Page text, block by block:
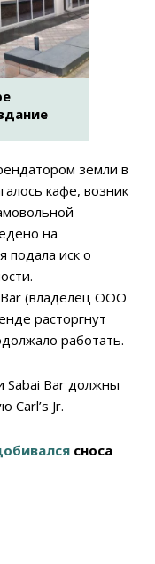
земли в
кафе, возник
на
подала иск о
(владелец ООО
расторгнут
работать.
Sabai Bar должны
Carl’s Jr.
сноса